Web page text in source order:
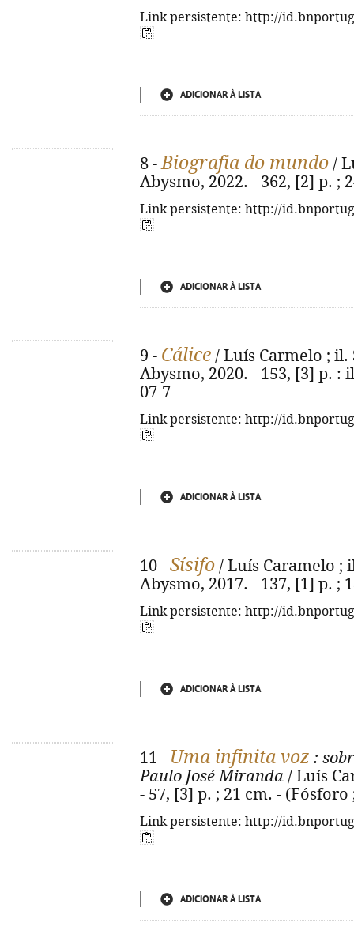
Link persistente: http://
ADICIONAR À LISTA
8 -Biografia do mundo /
Abysmo, 2022. - 362, [2] p. ;
Link persistente: http://
ADICIONAR À LISTA
9 - Cálice / Luís Carmelo ; il.
Abysmo, 2020. - 153, [3] p. :
07-7
Link persistente: http://
ADICIONAR À LISTA
10 - Sísifo / Luís Caramelo ;
Abysmo, 2017. - 137, [1] p. ;
Link persistente: http://
ADICIONAR À LISTA
11 - Uma infinita voz :
Paulo José Miranda / Luís
- 57, [3] p. ; 21 cm. - (Fósforo
Link persistente: http://
ADICIONAR À LISTA